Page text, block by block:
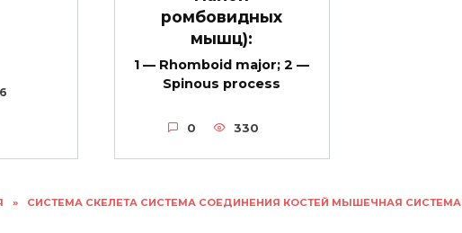
» СИСТЕМА СКЕЛЕТА СИСТЕМА СОЕДИНЕНИЯ КОСТЕЙ МЫШЕЧНАЯ СИСТЕМА
ромбовидных
мышц):
1 — Rhomboid major; 2 —
Spinous process
0 330